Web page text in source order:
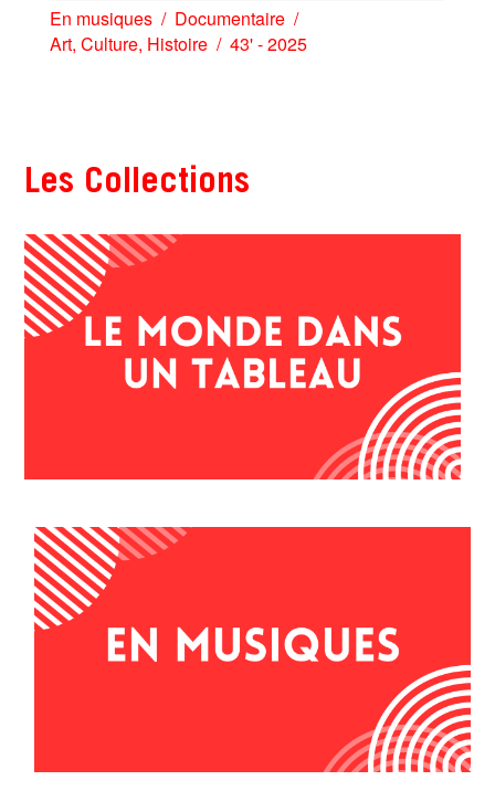
En musiques
Documentaire
Art, Culture, Histoire 43' - 2025
Les Collections